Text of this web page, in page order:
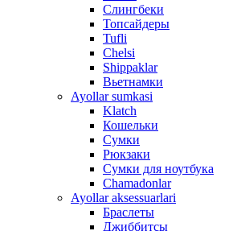
Слингбеки
Топсайдеры
Tufli
Chelsi
Shippaklar
Вьетнамки
Ayollar sumkasi
Klatch
Кошельки
Сумки
Рюкзаки
Сумки для ноутбука
Chamadonlar
Ayollar aksessuarlari
Браслеты
Джиббитсы